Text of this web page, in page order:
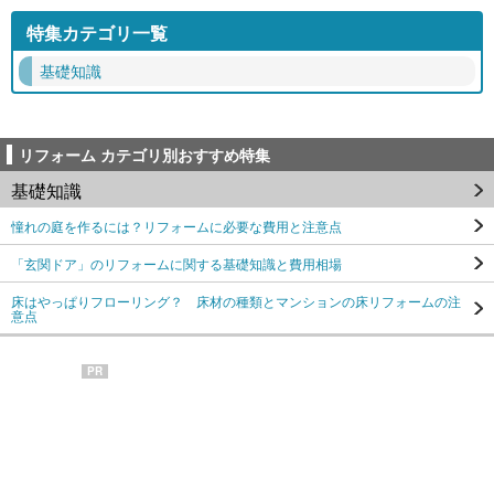
特集カテゴリ一覧
基礎知識
リフォーム カテゴリ別おすすめ特集
基礎知識
憧れの庭を作るには？リフォームに必要な費用と注意点
「玄関ドア」のリフォームに関する基礎知識と費用相場
床はやっぱりフローリング？ 床材の種類とマンションの床リフォームの注
意点
PR